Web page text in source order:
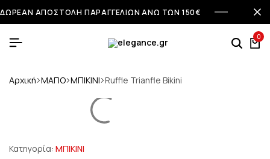
ΔΩΡΕΑΝ ΑΠΟΣΤΟΛΗ ΠΑΡΑΓΓΕΛΙΩΝ ΑΝΩ ΤΩΝ 150€
0
Αρχική ΜΑΓΙΟ ΜΠΙΚΙΝΙ Ruffle Trianfle Bikini
Κατηγορία: ΜΠΙΚΙΝΙ